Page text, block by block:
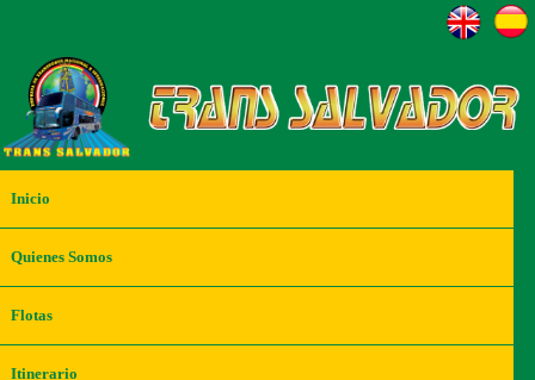
Inicio
Quienes Somos
Flotas
Itinerario